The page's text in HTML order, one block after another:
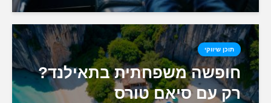
תוכן שיווקי
חופשה משפחתית בתאילנד?
רק עם סיאם טורס